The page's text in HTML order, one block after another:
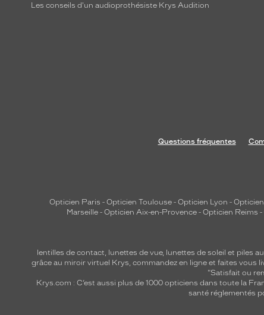
Les conseils d'un audioprothésiste Krys Audition
Questions fréquentes
Opticien Paris - Opticien Toulouse - Opticien Lyon -
Marseille - Opticien Aix-en-Provence - Opticien Reims -
lentilles de contact, lunettes de vue, lunettes de soleil et piles
grâce au miroir virtuel Krys, commandez en ligne et faites vous
"Satisfait ou
Krys.com : C’est aussi plus de 1000 opticiens dans toute la
santé réglementés